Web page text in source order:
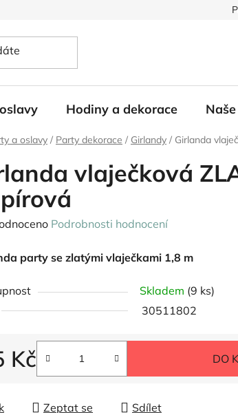
Hodiny a dekorace
a oslavy / Party dekorace / Girlandy / Girlanda
vlaječková
Podrobnosti hodnocení
party se zlatými vlaječkami 1,8 m
Skladem (9 ks)
30511802
Kč
cena:
DO
Zeptat se Sdílet